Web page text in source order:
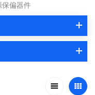
保偏器件